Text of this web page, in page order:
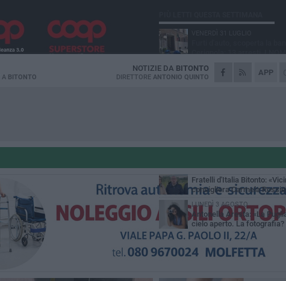
A BITONTO
APP
NOTIZIE DA BITONTO
DIRETTORE ANTONIO QUINTO
Cerignola: 13 arresti, I
MARTEDÌ 4 AGOSTO
Armati di bastoni fuggono
"Case a un euro", Comune
DOMENICA 2 AGOSTO
Fratelli d'Italia Bitonto:
consigliera Carmela
LUNEDÌ 3 AGOSTO
Antonella Aresta: «La
cielo aperto. La fotografia?
poesia»